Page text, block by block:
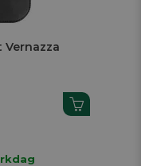
Vernazza